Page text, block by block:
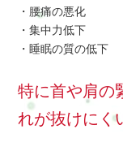
・腰痛の悪化
・集中力低下
・睡眠の質の低下
特に首や肩の
れが抜けにく